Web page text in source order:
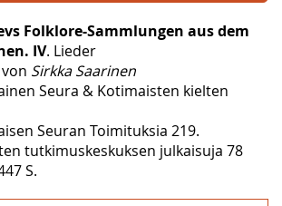
Folklore-Sammlungen aus dem
IV. Lieder
Sirkka Saarinen
Seura & Kotimaisten kielten
Seuran Toimituksia 219.
tutkimuskeskuksen julkaisuja 78
S.